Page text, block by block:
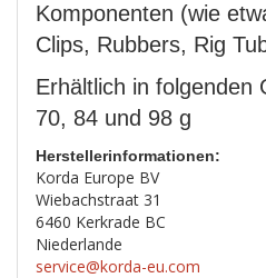
Komponenten (wie
Clips, Rubbers, Rig
Erhältlich in folgenden
70, 84 und 98 g
Herstellerinformationen:
Korda Europe BV
Wiebachstraat 31
6460 Kerkrade BC
Niederlande
service@korda-eu.com